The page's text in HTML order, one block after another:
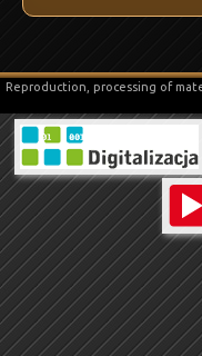
Reproduction, processing of